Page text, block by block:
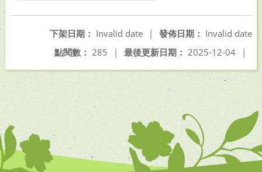
發佈日期： Invalid date
下架日期： Invalid date
|
最後更新日期： 2025-12-04 |
點閱數： 285 |